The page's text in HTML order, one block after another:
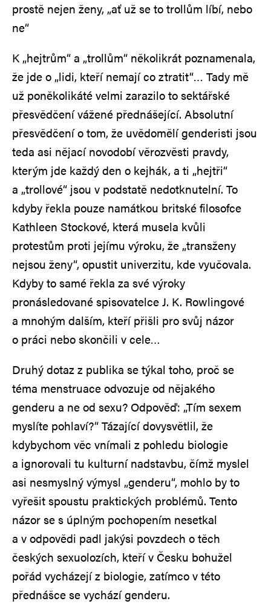
prostě nejen ženy, „ať už se to trollům líbí, nebo
ne“
K „hejtrům“ a „trollům“ několikrát poznamenala,
že jde o „lidi, kteří nemají co ztratit“… Tady mě
už poněkolikáté velmi zarazilo to sektářské
přesvědčení vážené přednášející. Absolutní
přesvědčení o tom, že uvědomělí genderisti jsou
teda asi nějací novodobí věrozvěsti pravdy,
kterým jde každý den o kejhák, a ti „hejtři“
a „trollové“ jsou v podstatě nedotknutelní. To
kdyby řekla pouze namátkou britské filosofce
Kathleen Stockové, která musela kvůli
protestům proti jejímu výroku, že „transženy
nejsou ženy“, opustit univerzitu, kde vyučovala.
Kdyby to samé řekla za své výroky
pronásledované spisovatelce J. K. Rowlingové
a mnohým dalším, kteří přišli pro svůj názor
o práci nebo skončili v cele…
Druhý dotaz z publika se týkal toho, proč se
téma menstruace odvozuje od nějakého
genderu a ne od sexu? Odpověď: „Tím sexem
myslíte pohlaví?“ Tázající dovysvětlil, že
kdybychom věc vnímali z pohledu biologie
a ignorovali tu kulturní nadstavbu, čímž myslel
asi nesmyslný výmysl „genderu“, mohlo by to
vyřešit spoustu praktických problémů. Tento
názor se s úplným pochopením nesetkal
a v odpovědi padl jakýsi povzdech o těch
českých sexuolozích, kteří v Česku bohužel
pořád vycházejí z biologie, zatímco v této
přednášce se vychází genderu.